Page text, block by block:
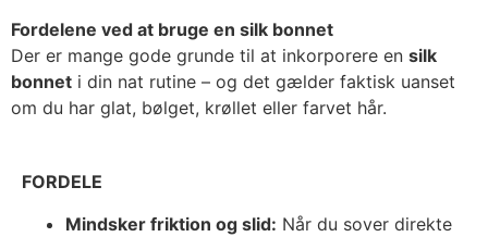
Fordelene ved at bruge en silk bonnet
Der er mange gode grunde til at inkorporere en silk
bonnet i din nat rutine – og det gælder faktisk uanset
om du har glat, bølget, krøllet eller farvet hår.
FORDELE
Mindsker friktion og slid: Når du sover direkte